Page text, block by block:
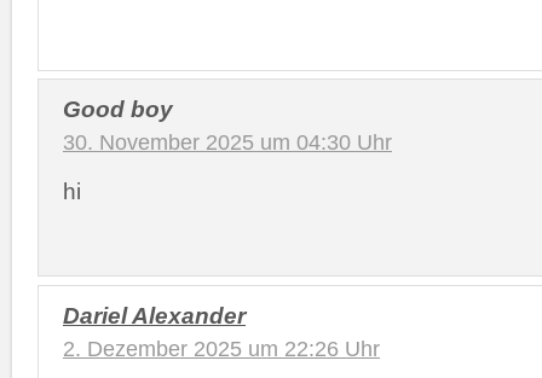
Good boy
30. November 2025 um 04:30 Uhr
hi
Dariel Alexander
2. Dezember 2025 um 22:26 Uhr